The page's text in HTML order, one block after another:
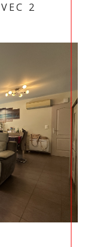
2